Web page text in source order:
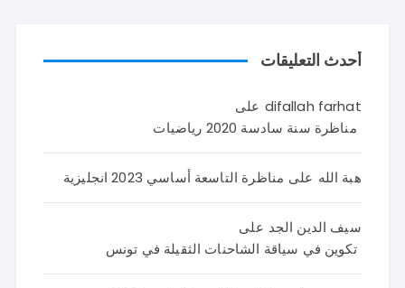
أحدث التعليقات
difallah farhat على
مناظرة سنة سادسة 2020 رياضيات
هبة الله على مناظرة التاسعة أساسي 2023 انجليزية
سيف الدين الجد على
تكوين في سياقة الشاحنات الثقيلة في تونس